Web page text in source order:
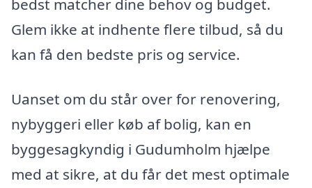
bedst matcher dine behov og budget.
Glem ikke at indhente flere tilbud, så du
kan få den bedste pris og service.
Uanset om du står over for renovering,
nybyggeri eller køb af bolig, kan en
byggesagkyndig i Gudumholm hjælpe
med at sikre, at du får det mest optimale